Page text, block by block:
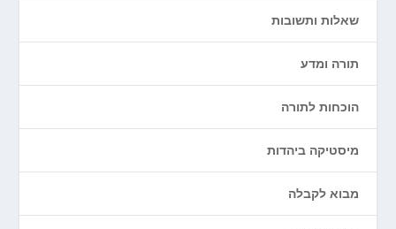
שאלות ותשובות
תורה ומדע
הוכחות לתורה
מיסטיקה ביהדות
מבוא לקבלה